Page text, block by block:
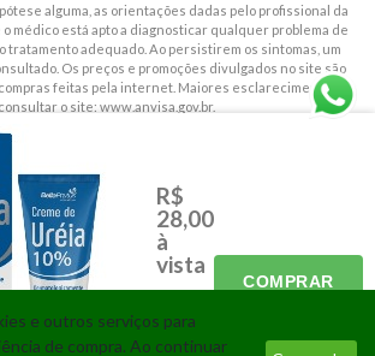
e outros serviços para
de compra. Ao continuar
R$
28,00
à
vista
- 1x de
R$
COMPRAR
alguma, as orientações dadas pelo profissional da
o médico está apto a diagnosticar qualquer problema de
tratamento adequado. Ao persistirem os sintomas, um
Os preços e promoções divulgados no site são
feitas pela internet. Maiores esclarecimentos,
consultar o site: www.anvisa.gov.br.
PERFUMARIA
SIMILARES
FRALDAS INFANTIL
Tecnologia